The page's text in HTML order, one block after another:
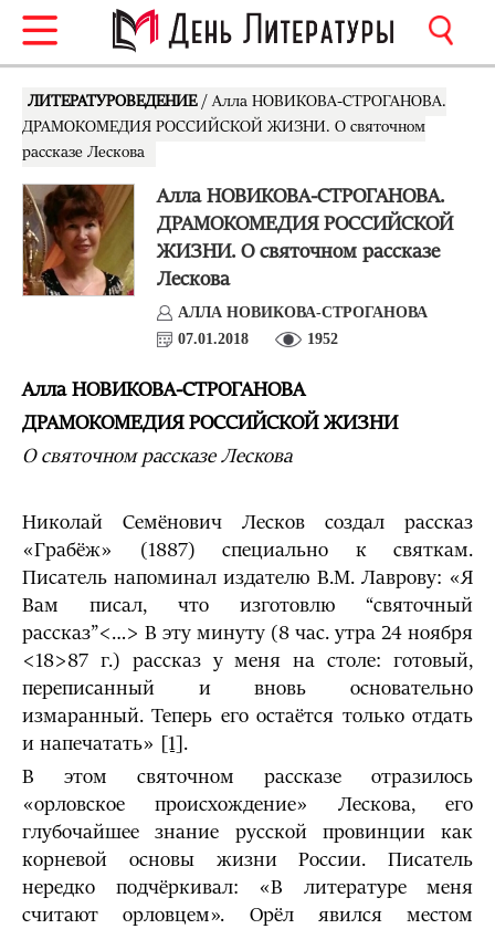
ЛИТЕРАТУРОВЕДЕНИЕ / Алла НОВИКОВА-СТРОГАНОВА.
ДРАМОКОМЕДИЯ РОССИЙСКОЙ ЖИЗНИ. О святочном
рассказе Лескова
Алла НОВИКОВА-СТРОГАНОВА.
ДРАМОКОМЕДИЯ РОССИЙСКОЙ
ЖИЗНИ. О святочном рассказе
Лескова
АЛЛА НОВИКОВА-СТРОГАНОВА
07.01.2018
1952
Алла НОВИКОВА-СТРОГАНОВА
ДРАМОКОМЕДИЯ РОССИЙСКОЙ ЖИЗНИ
О святочном рассказе Лескова
Николай Семёнович Лесков создал рассказ
«Грабёж» (1887) специально к святкам.
Писатель напоминал издателю В.М. Лаврову: «Я
Вам писал, что изготовлю “святочный
рассказ”<…> В эту минуту (8 час. утра 24 ноября
<18>87 г.) рассказ у меня на столе: готовый,
переписанный и вновь основательно
измаранный. Теперь его остаётся только отдать
и напечатать» [1] .
В этом святочном рассказе отразилось
«орловское происхождение» Лескова, его
глубочайшее знание русской провинции как
корневой основы жизни России. Писатель
нередко подчёркивал: «В литературе меня
считают орловцем». Орёл явился местом